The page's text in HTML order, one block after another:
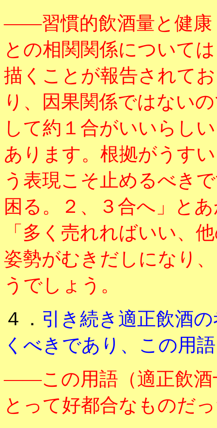
――習慣的飲酒量と健康
との相関関係について
描くことが報告されて
り、因果関係ではない
して約１合がいいらし
あります。根拠がうす
う表現こそ止めるべき
困る。２、３合へ」と
「多く売れればいい、
姿勢がむきだしになり
うでしょう。
４． 引き続き適正飲酒
くべきであり、この用
――この用語（適正飲酒
とって好都合なものだ